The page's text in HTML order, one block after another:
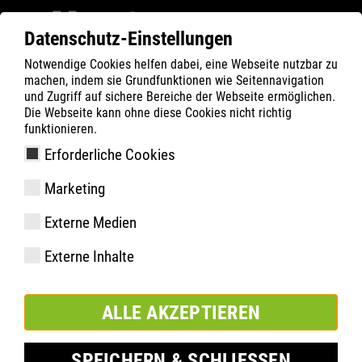
Datenschutz-Einstellungen
Notwendige Cookies helfen dabei, eine Webseite nutzbar zu
machen, indem sie Grundfunktionen wie Seitennavigation
und Zugriff auf sichere Bereiche der Webseite ermöglichen.
Die Webseite kann ohne diese Cookies nicht richtig
funktionieren.
Erforderliche Cookies
Marketing
Externe Medien
Externe Inhalte
ALLE AKZEPTIEREN
ATLAS Produkte
Filter
SL 845 XP blue, Weite 14 |
ESD